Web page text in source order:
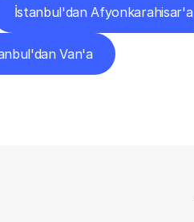
İstanbul'dan Afyonkarahisar'a
Van'a